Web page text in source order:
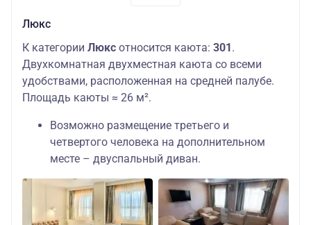
Люкс
К категории Люкс относится каюта: 301.
Двухкомнатная двухместная каюта со всеми
удобствами, расположенная на средней палубе.
Площадь каюты ≈ 26 м².
Возможно размещение третьего и
четвертого человека на дополнительном
месте – двуспальный диван.